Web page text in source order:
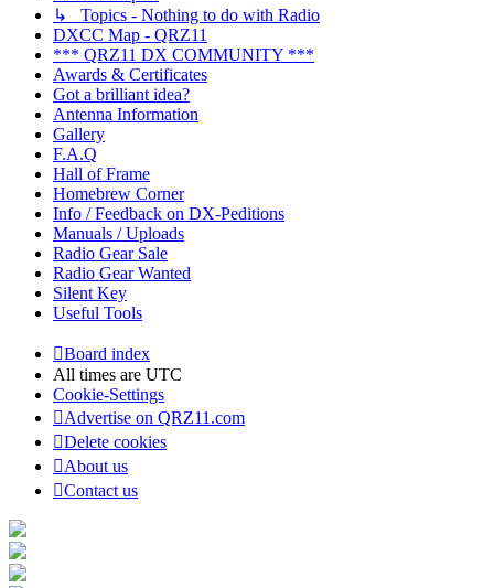
↳ Topics - Nothing to do with Radio
DXCC Map - QRZ11
*** QRZ11 DX COMMUNITY ***
Awards & Certificates
Got a brilliant idea?
Antenna Information
Gallery
F.A.Q
Hall of Frame
Homebrew Corner
Info / Feedback on DX-Peditions
Manuals / Uploads
Radio Gear Sale
Radio Gear Wanted
Silent Key
Useful Tools
Board index
All times are UTC
Cookie-Settings
Advertise on QRZ11.com
Delete cookies
About us
Contact us